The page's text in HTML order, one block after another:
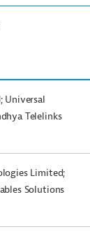
Universal
Telelinks
Limited;
Solutions